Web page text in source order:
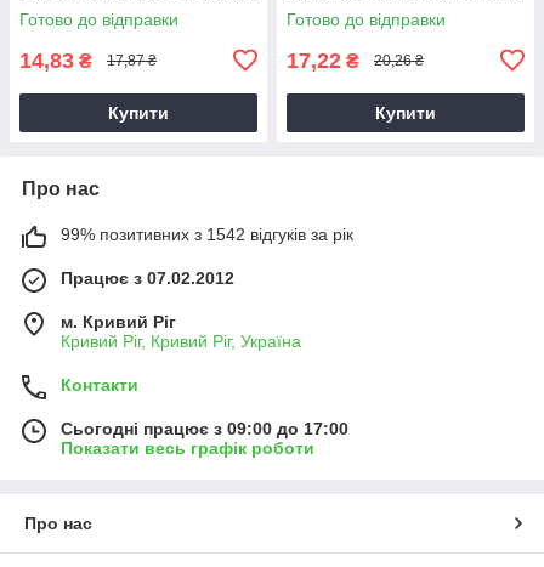
блісте, Таблетка дискова
CR2025
Готово до відправки
14,83 ₴ 17,87 ₴
Купити
блістер, Таблетка дисковая
CR1220
Готово до відправки
17,22 ₴ 20,26 ₴
Купити
Про нас
99% позитивних з 1542 відгуків за рік
Працює з 07.02.2012
м. Кривий Ріг
Кривий Ріг, Кривий Ріг, Україна
Контакти
Сьогодні працює з 09:00 до 17:00
Показати весь графік роботи
Про нас